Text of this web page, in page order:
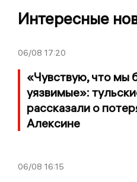
Интересные
06/08 17:20
«Чувствую, что мы
уязвимые»:
рассказали о
Алексине
06/08 16:15